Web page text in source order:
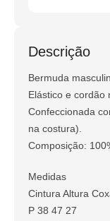
Descrição
Bermuda
Elástico e cordão
Confeccionada
na costura).
Composição:
Medidas
Cintura Altura
P 38 47 27